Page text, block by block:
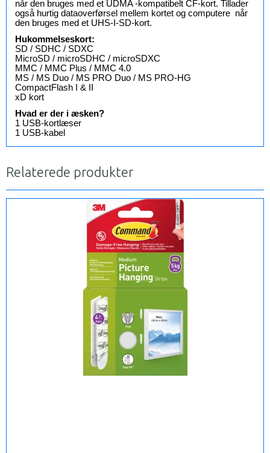
når den bruges med et UDMA -kompatibelt CF-kort. Tillader
også hurtig dataoverførsel mellem kortet og computere når
den bruges med et UHS-I-SD-kort.
Hukommelseskort:
SD / SDHC / SDXC
MicroSD / microSDHC / microSDXC
MMC / MMC Plus / MMC 4.0
MS / MS Duo / MS PRO Duo / MS PRO-HG
CompactFlash I & II
xD kort
Hvad er der i æsken?
1 USB-kortlæser
1 USB-kabel
Relaterede produkter